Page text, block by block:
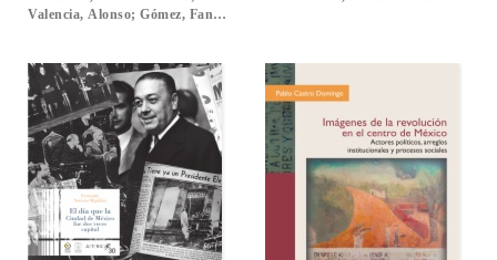
Valencia, Alonso; Gómez, Fanny Constanza...